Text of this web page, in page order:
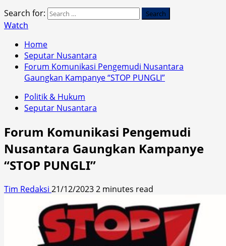
Search for:
Watch
Home
Seputar Nusantara
Forum Komunikasi Pengemudi Nusantara
Gaungkan Kampanye “STOP PUNGLI”
Politik & Hukum
Seputar Nusantara
Forum Komunikasi Pengemudi
Nusantara Gaungkan Kampanye
“STOP PUNGLI”
Tim Redaksi 21/12/20232 minutes read